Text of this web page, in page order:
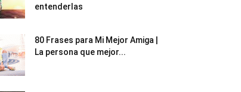
entenderlas
80 Frases para Mi Mejor Amiga |
La persona que mejor...